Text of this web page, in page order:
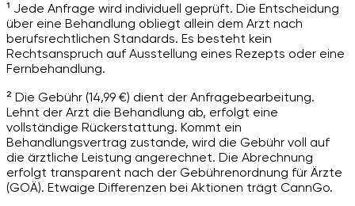
¹ Jede Anfrage wird individuell geprüft. Die Entscheidung
über eine Behandlung obliegt allein dem Arzt nach
berufsrechtlichen Standards. Es besteht kein
Rechtsanspruch auf Ausstellung eines Rezepts oder eine
Fernbehandlung.
² Die Gebühr (14,99 €) dient der Anfragebearbeitung.
Lehnt der Arzt die Behandlung ab, erfolgt eine
vollständige Rückerstattung. Kommt ein
Behandlungsvertrag zustande, wird die Gebühr voll auf
die ärztliche Leistung angerechnet. Die Abrechnung
erfolgt transparent nach der Gebührenordnung für Ärzte
(GOÄ). Etwaige Differenzen bei Aktionen trägt CannGo.